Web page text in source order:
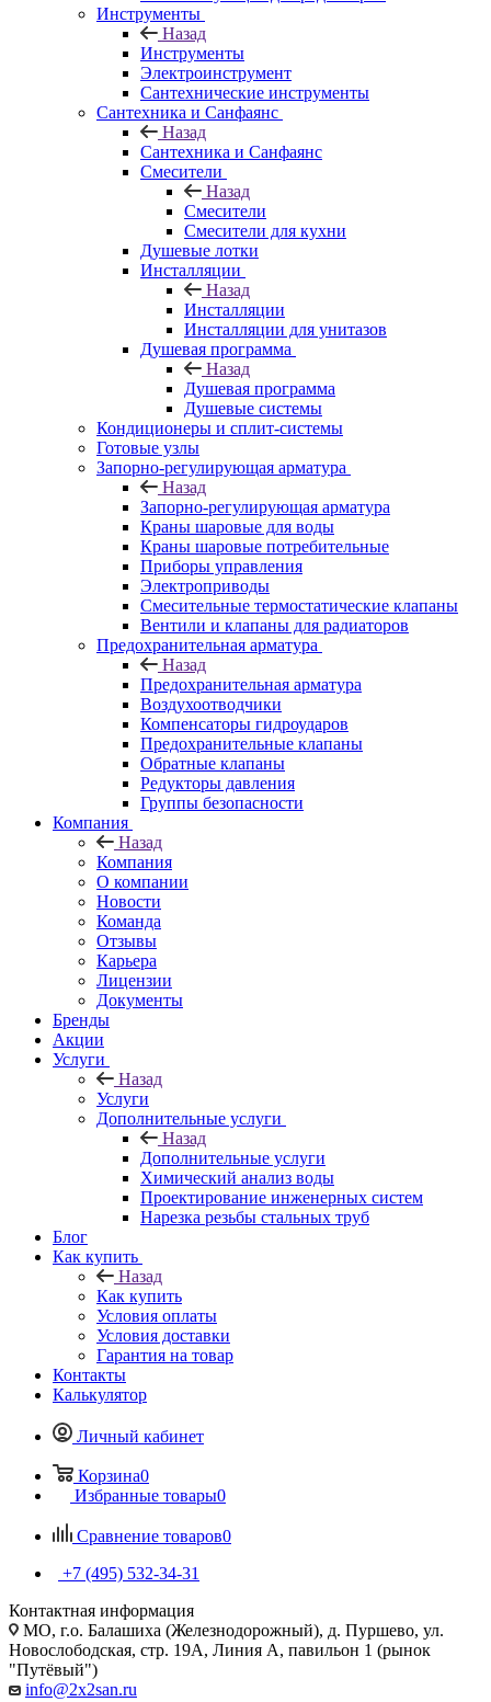
Инструменты
Назад
Инструменты
Электроинструмент
Сантехнические инструменты
Сантехника и Санфаянс
Назад
Сантехника и Санфаянс
Смесители
Назад
Смесители
Смесители для кухни
Душевые лотки
Инсталляции
Назад
Инсталляции
Инсталляции для унитазов
Душевая программа
Назад
Душевая программа
Душевые системы
Кондиционеры и сплит-системы
Готовые узлы
Запорно-регулирующая арматура
Назад
Запорно-регулирующая арматура
Краны шаровые для воды
Краны шаровые потребительные
Приборы управления
Электроприводы
Смесительные термостатические клапаны
Вентили и клапаны для радиаторов
Предохранительная арматура
Назад
Предохранительная арматура
Воздухоотводчики
Компенсаторы гидроударов
Предохранительные клапаны
Обратные клапаны
Редукторы давления
Группы безопасности
Компания
Назад
Компания
О компании
Новости
Команда
Отзывы
Карьера
Лицензии
Документы
Бренды
Акции
Услуги
Назад
Услуги
Дополнительные услуги
Назад
Дополнительные услуги
Химический анализ воды
Проектирование инженерных систем
Нарезка резьбы стальных труб
Блог
Как купить
Назад
Как купить
Условия оплаты
Условия доставки
Гарантия на товар
Контакты
Калькулятор
Личный кабинет
Корзина0
Избранные товары0
Сравнение товаров0
+7 (495) 532‑34‑31
Контактная информация
МО, г.о. Балашиха (Железнодорожный), д. Пуршево, ул.
Новослободская, стр. 19А, Линия А, павильон 1 (рынок
"Путёвый")
info@2x2san.ru